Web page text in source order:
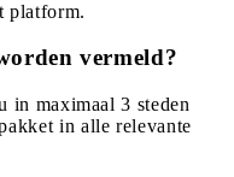
platform.
vermeld?
in maximaal 3 steden
in alle relevante